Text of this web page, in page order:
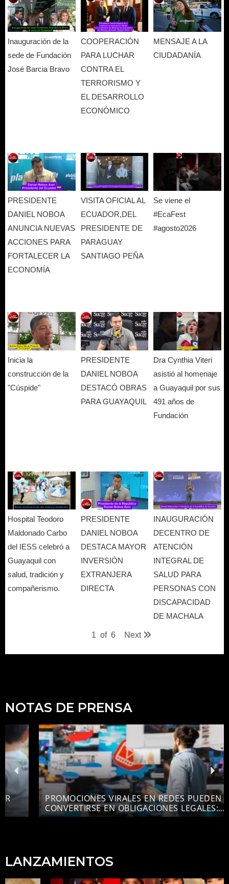
Inauguración de la
sede de Fundación
José Barcia Bravo
COOPERACIÓN
PARA LUCHAR
CONTRA EL
TERRORISMO Y
EL DESARROLLO
ECONÓMICO
MENSAJE A LA
CIUDADANÍA
PRESIDENTE
DANIEL NOBOA
ANUNCIA NUEVAS
ACCIONES PARA
FORTALECER LA
ECONOMÍA
VISITA OFICIAL AL
ECUADOR,DEL
PRESIDENTE DE
PARAGUAY
SANTIAGO PEÑA
Se viene el
#EcaFest
#agosto2026
Inicia la
construcción de la
"Cúspide"
PRESIDENTE
DANIEL NOBOA
DESTACÓ OBRAS
PARA GUAYAQUIL
Dra Cynthia Viteri
asistió al homenaje
a Guayaquil por sus
491 años de
Fundación
Hospital Teodoro
Maldonado Carbo
del IESS celebró a
Guayaquil con
salud, tradición y
compañerismo.
PRESIDENTE
DANIEL NOBOA
DESTACA MAYOR
INVERSIÓN
EXTRANJERA
DIRECTA
INAUGURACIÓN
DECENTRO DE
ATENCIÓN
INTEGRAL DE
SALUD PARA
PERSONAS CON
DISCAPACIDAD
DE MACHALA
1 of 6 Next
NOTAS DE PRENSA
PROMOCIONES VIRALES EN REDES PUEDEN
CONVERTIRSE EN OBLIGACIONES LEGALES:
EXPERTOS ADVIERTEN SOBRE RIESGOS DE
LANZAMIENTOS